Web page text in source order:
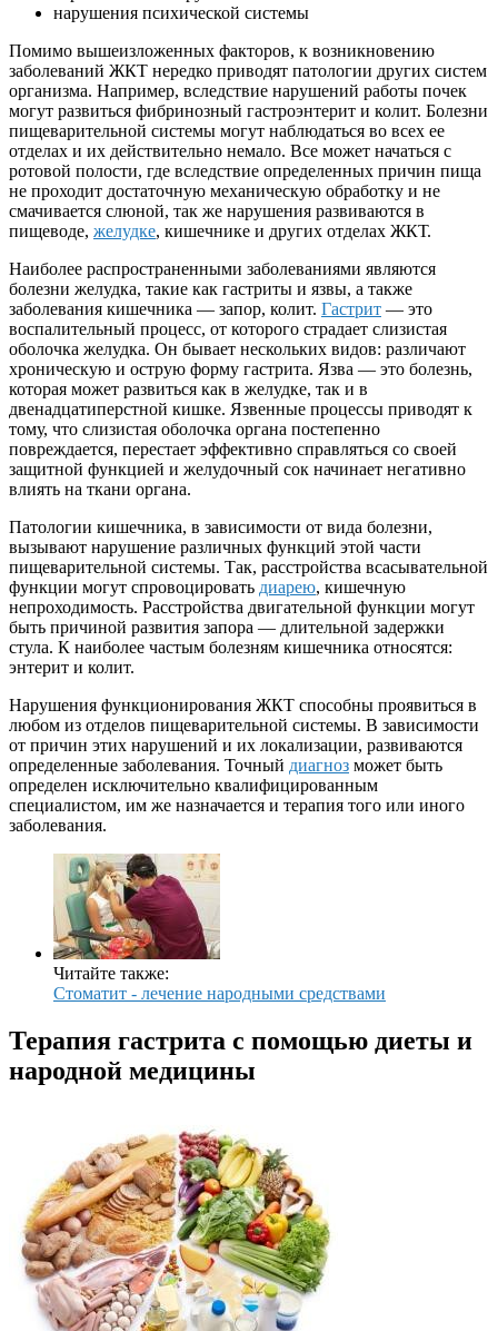
нарушения психической системы
Помимо вышеизложенных факторов, к возникновению
заболеваний ЖКТ нередко приводят патологии других систем
организма. Например, вследствие нарушений работы почек
могут развиться фибринозный гастроэнтерит и колит. Болезни
пищеварительной системы могут наблюдаться во всех ее
отделах и их действительно немало. Все может начаться с
ротовой полости, где вследствие определенных причин пища
не проходит достаточную механическую обработку и не
смачивается слюной, так же нарушения развиваются в
пищеводе, желудке, кишечнике и других отделах ЖКТ.
Наиболее распространенными заболеваниями являются
болезни желудка, такие как гастриты и язвы, а также
заболевания кишечника — запор, колит. Гастрит — это
воспалительный процесс, от которого страдает слизистая
оболочка желудка. Он бывает нескольких видов: различают
хроническую и острую форму гастрита. Язва — это болезнь,
которая может развиться как в желудке, так и в
двенадцатиперстной кишке. Язвенные процессы приводят к
тому, что слизистая оболочка органа постепенно
повреждается, перестает эффективно справляться со своей
защитной функцией и желудочный сок начинает негативно
влиять на ткани органа.
Патологии кишечника, в зависимости от вида болезни,
вызывают нарушение различных функций этой части
пищеварительной системы. Так, расстройства всасывательной
функции могут спровоцировать диарею, кишечную
непроходимость. Расстройства двигательной функции могут
быть причиной развития запора — длительной задержки
стула. К наиболее частым болезням кишечника относятся:
энтерит и колит.
Нарушения функционирования ЖКТ способны проявиться в
любом из отделов пищеварительной системы. В зависимости
от причин этих нарушений и их локализации, развиваются
определенные заболевания. Точный диагноз может быть
определен исключительно квалифицированным
специалистом, им же назначается и терапия того или иного
заболевания.
Читайте также:
Стоматит - лечение народными средствами
Терапия гастрита с помощью диеты и
народной медицины